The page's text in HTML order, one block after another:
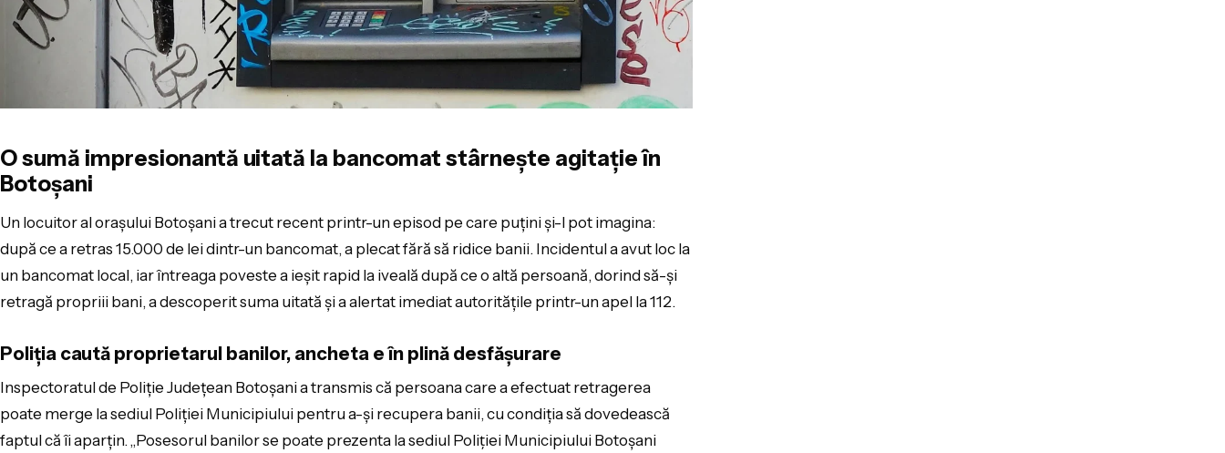
O sumă impresionantă uitată la bancomat stârnește agitație în
Botoșani
Un locuitor al orașului Botoșani a trecut recent printr-un episod pe care puțini și-l pot imagina:
după ce a retras 15.000 de lei dintr-un bancomat, a plecat fără să ridice banii. Incidentul a avut loc la
un bancomat local, iar întreaga poveste a ieșit rapid la iveală după ce o altă persoană, dorind să-și
retragă propriii bani, a descoperit suma uitată și a alertat imediat autoritățile printr-un apel la 112.
Poliția caută proprietarul banilor, ancheta e în plină desfășurare
Inspectoratul de Poliție Județean Botoșani a transmis că persoana care a efectuat retragerea
poate merge la sediul Poliției Municipiului pentru a-și recupera banii, cu condiția să dovedească
faptul că îi aparțin. „Posesorul banilor se poate prezenta la sediul Poliţiei Municipiului Botoşani